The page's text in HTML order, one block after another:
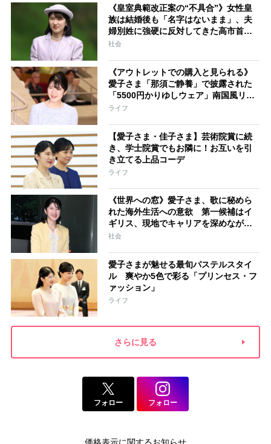
《皇室典範改正案の“不具合”》女性皇
族は結婚後も「名字はないまま」、夫
婦別姓に強硬に反対してきた高市首相
の“大いなる矛盾”
社会
《アウトレットでの購入と見られる》
愛子さま「那須ご静養」で披露された
「5500円かりゆしウェア」南国風リン
クコーデ
ライフ
【愛子さま・佳子さま】芸術院賞に続
き、学士院賞でもお隣に！お互いを引
き立てる上品コーデ
ライフ
《世界への窓》愛子さま、歌に秘めら
れた海外生活への意欲 第一候補はイ
ギリス、現地でキャリアを深めながら
海外経験を積まれる選択肢も
社会
愛子さまが魅せる最旬パステルスタイ
ル 爽やか5色で彩る「プリンセス・フ
ァッション」
ライフ
さらに見る
フォロー フォロー